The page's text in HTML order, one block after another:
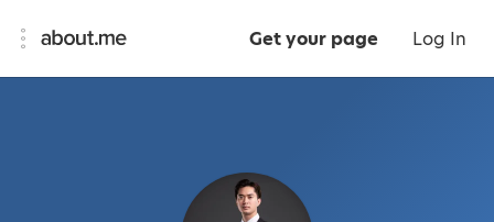
Get your page Log In